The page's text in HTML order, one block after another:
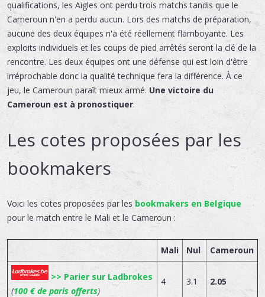
qualifications, les Aigles ont perdu trois matchs tandis que le
Cameroun n'en a perdu aucun. Lors des matchs de préparation,
aucune des deux équipes n'a été réellement flamboyante. Les
exploits individuels et les coups de pied arrêtés seront la clé de la
rencontre. Les deux équipes ont une défense qui est loin d'être
irréprochable donc la qualité technique fera la différence. À ce
jeu, le Cameroun paraît mieux armé. Une victoire du
Cameroun est à pronostiquer.
Les cotes proposées par les
bookmakers
Voici les cotes proposées par les bookmakers en Belgique
pour le match entre le Mali et le Cameroun :
Mali Nul Cameroun
>> Parier sur Ladbrokes
(100 € de paris offerts)
4 3.1 2.05